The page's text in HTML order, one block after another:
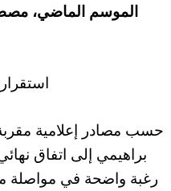
الموسم الماضي،
حسب مصادر إعلامية
براهيمي إلى اتفاق
رغبة واضحة في مواصلة